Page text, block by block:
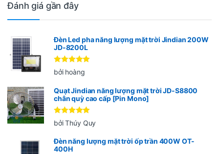
Đánh giá gần đây
Đèn Led pha năng lượng mặt trời Jindian 200W
JD-8200L
Được xếp
hạng55
bởi hoàng
Quạt Jindian năng lượng mặt trời JD-S8800
chân quỳ cao cấp [Pin Mono]
Được xếp
hạng 5 5
bởi Thúy Quy
Đèn năng lượng mặt trời ốp trần 400W OT-
400H